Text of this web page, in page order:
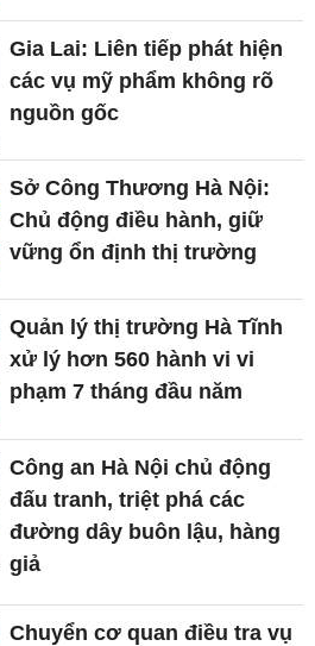
Gia Lai: Liên tiếp phát hiện
các vụ mỹ phẩm không rõ
nguồn gốc
Sở Công Thương Hà Nội:
Chủ động điều hành, giữ
vững ổn định thị trường
Quản lý thị trường Hà Tĩnh
xử lý hơn 560 hành vi vi
phạm 7 tháng đầu năm
Công an Hà Nội chủ động
đấu tranh, triệt phá các
đường dây buôn lậu, hàng
giả
Chuyển cơ quan điều tra vụ